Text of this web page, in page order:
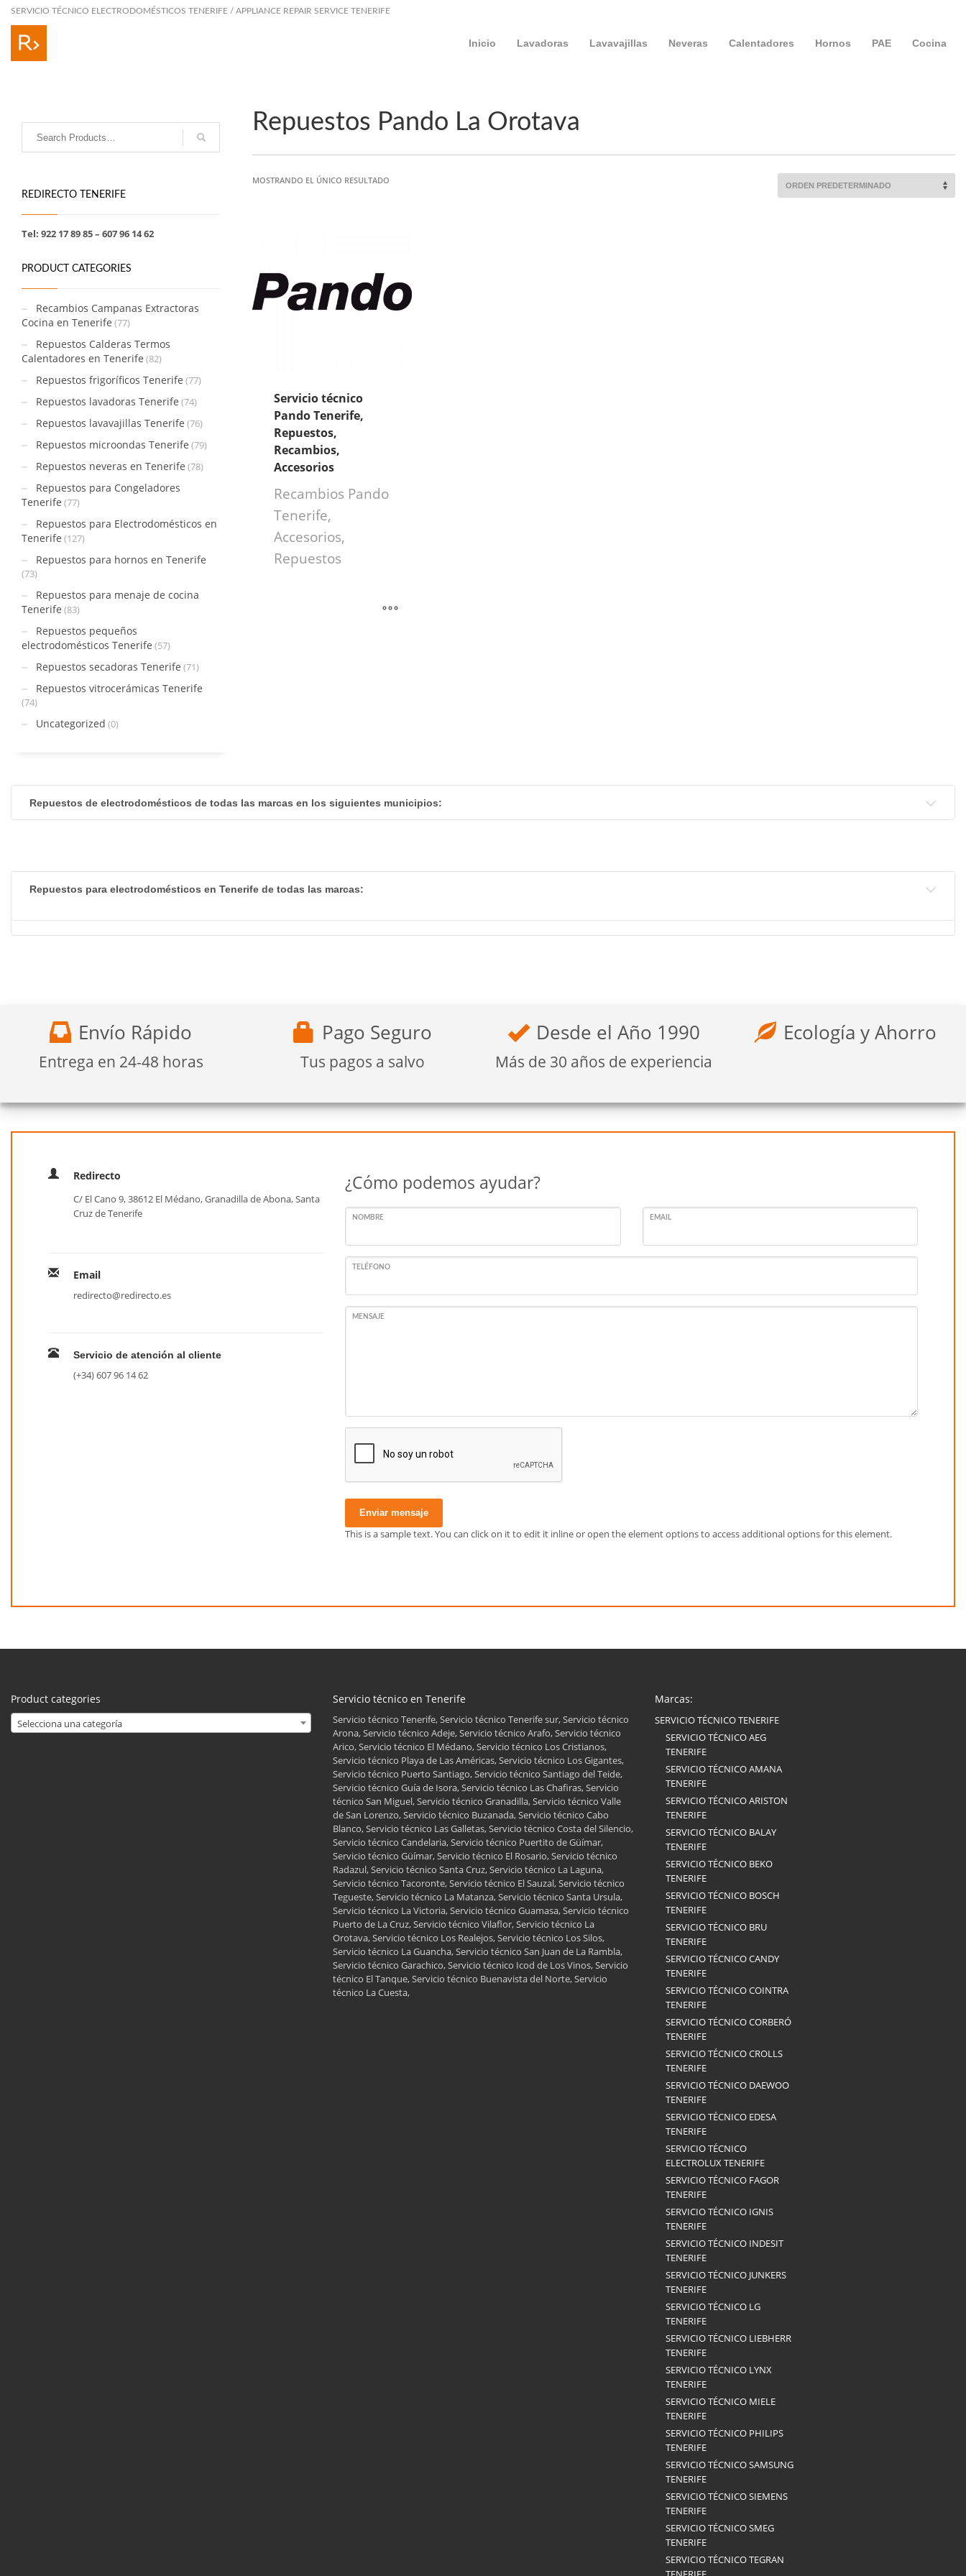
SERVICIO TÉCNICO ELECTRODOMÉSTICOS TENERIFE / APPLIANCE REPAIR SERVICE TENERIFE
Inicio Lavadoras Lavavajillas Neveras Calentadores Hornos PAE Cocina
Repuestos Pando La Orotava
MOSTRANDO EL ÚNICO RESULTADO
Servicio técnico
Pando Tenerife,
Repuestos,
Recambios,
Accesorios
Recambios Pando
Tenerife,
Accesorios,
Repuestos
REDIRECTO TENERIFE
Tel: 922 17 89 85 – 607 96 14 62
PRODUCT CATEGORIES
Recambios Campanas Extractoras
Cocina en Tenerife (77)
Repuestos Calderas Termos
Calentadores en Tenerife (82)
Repuestos frigoríficos Tenerife (77)
Repuestos lavadoras Tenerife (74)
Repuestos lavavajillas Tenerife (76)
Repuestos microondas Tenerife (79)
Repuestos neveras en Tenerife (78)
Repuestos para Congeladores
Tenerife (77)
Repuestos para Electrodomésticos en
Tenerife (127)
Repuestos para hornos en Tenerife
(73)
Repuestos para menaje de cocina
Tenerife (83)
Repuestos pequeños
electrodomésticos Tenerife (57)
Repuestos secadoras Tenerife (71)
Repuestos vitrocerámicas Tenerife
(74)
Uncategorized (0)
Repuestos de electrodomésticos de todas las marcas en los siguientes municipios:
Repuestos para electrodomésticos en Tenerife de todas las marcas:
Envío Rápido
Entrega en 24-48 horas
Pago Seguro
Tus pagos a salvo
Desde el Año 1990
Más de 30 años de experiencia
Ecología y Ahorro
Redirecto
C/ El Cano 9, 38612 El Médano, Granadilla de Abona, Santa
Cruz de Tenerife
Email
redirecto@redirecto.es
Servicio de atención al cliente
(+34) 607 96 14 62
¿Cómo podemos ayudar?
NOMBRE EMAIL
TELÉFONO
MENSAJE
Enviar mensaje
This is a sample text. You can click on it to edit it inline or open the element options to access additional options for this element.
Product categories
Selecciona una categoría
Servicio técnico en Tenerife
Servicio técnico Tenerife, Servicio técnico Tenerife sur, Servicio técnico
Arona, Servicio técnico Adeje, Servicio técnico Arafo, Servicio técnico
Arico, Servicio técnico El Médano, Servicio técnico Los Cristianos,
Servicio técnico Playa de Las Américas, Servicio técnico Los Gigantes,
Servicio técnico Puerto Santiago, Servicio técnico Santiago del Teide,
Servicio técnico Guía de Isora, Servicio técnico Las Chafiras, Servicio
técnico San Miguel, Servicio técnico Granadilla, Servicio técnico Valle
de San Lorenzo, Servicio técnico Buzanada, Servicio técnico Cabo
Blanco, Servicio técnico Las Galletas, Servicio técnico Costa del Silencio,
Servicio técnico Candelaria, Servicio técnico Puertito de Güímar,
Servicio técnico Güímar, Servicio técnico El Rosario, Servicio técnico
Radazul, Servicio técnico Santa Cruz, Servicio técnico La Laguna,
Servicio técnico Tacoronte, Servicio técnico El Sauzal, Servicio técnico
Tegueste, Servicio técnico La Matanza, Servicio técnico Santa Ursula,
Servicio técnico La Victoria, Servicio técnico Guamasa, Servicio técnico
Puerto de La Cruz, Servicio técnico Vilaflor, Servicio técnico La
Orotava, Servicio técnico Los Realejos, Servicio técnico Los Silos,
Servicio técnico La Guancha, Servicio técnico San Juan de La Rambla,
Servicio técnico Garachico, Servicio técnico Icod de Los Vinos, Servicio
técnico El Tanque, Servicio técnico Buenavista del Norte, Servicio
técnico La Cuesta,
Marcas:
SERVICIO TÉCNICO TENERIFE
SERVICIO TÉCNICO AEG
TENERIFE
SERVICIO TÉCNICO AMANA
TENERIFE
SERVICIO TÉCNICO ARISTON
TENERIFE
SERVICIO TÉCNICO BALAY
TENERIFE
SERVICIO TÉCNICO BEKO
TENERIFE
SERVICIO TÉCNICO BOSCH
TENERIFE
SERVICIO TÉCNICO BRU
TENERIFE
SERVICIO TÉCNICO CANDY
TENERIFE
SERVICIO TÉCNICO COINTRA
TENERIFE
SERVICIO TÉCNICO CORBERÓ
TENERIFE
SERVICIO TÉCNICO CROLLS
TENERIFE
SERVICIO TÉCNICO DAEWOO
TENERIFE
SERVICIO TÉCNICO EDESA
TENERIFE
SERVICIO TÉCNICO
ELECTROLUX TENERIFE
SERVICIO TÉCNICO FAGOR
TENERIFE
SERVICIO TÉCNICO IGNIS
TENERIFE
SERVICIO TÉCNICO INDESIT
TENERIFE
SERVICIO TÉCNICO JUNKERS
TENERIFE
SERVICIO TÉCNICO LG
TENERIFE
SERVICIO TÉCNICO LIEBHERR
TENERIFE
SERVICIO TÉCNICO LYNX
TENERIFE
SERVICIO TÉCNICO MIELE
TENERIFE
SERVICIO TÉCNICO PHILIPS
TENERIFE
SERVICIO TÉCNICO SAMSUNG
TENERIFE
SERVICIO TÉCNICO SIEMENS
TENERIFE
SERVICIO TÉCNICO SMEG
TENERIFE
SERVICIO TÉCNICO TEGRAN